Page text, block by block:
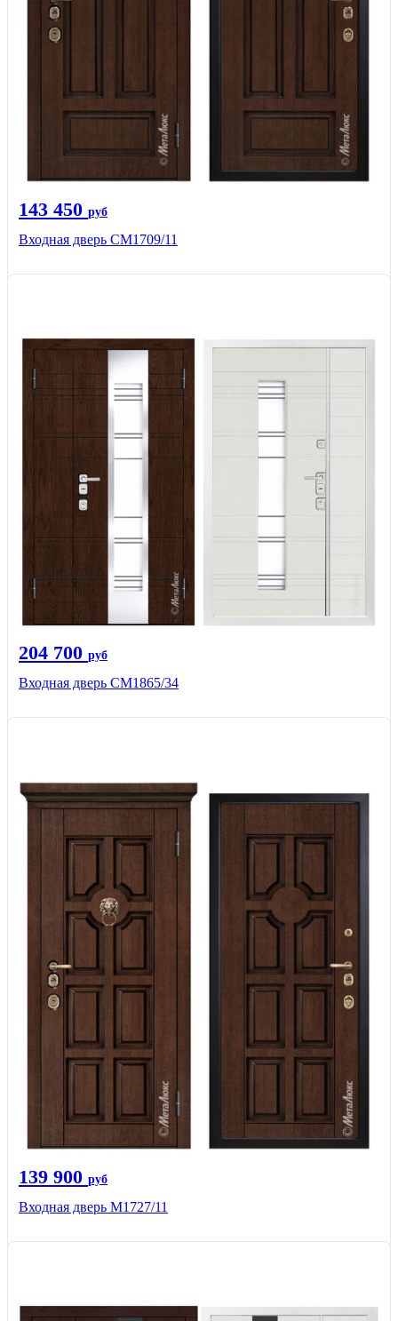
143 450 руб
Входная дверь CМ1709/11
204 700 руб
Входная дверь СМ1865/34
139 900 руб
Входная дверь М1727/11